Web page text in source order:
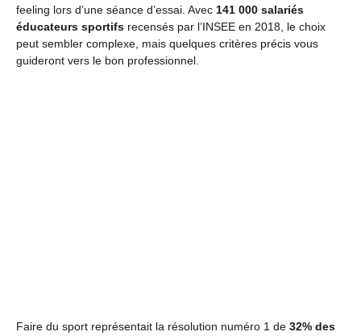
feeling lors d’une séance d’essai. Avec 141 000 salariés
éducateurs sportifs recensés par l’INSEE en 2018, le choix
peut sembler complexe, mais quelques critères précis vous
guideront vers le bon professionnel.
Faire du sport représentait la résolution numéro 1 de 32% des